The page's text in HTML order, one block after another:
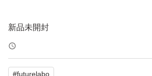
新品未開封
ヘアボーテ エクラ ボタニカル エ
#futurelabo